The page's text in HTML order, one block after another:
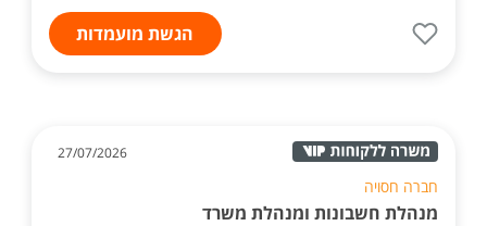
הגשת מועמדות
27/07/2026
חברה חסויה
מנהלת חשבונות ומנהלת משרד